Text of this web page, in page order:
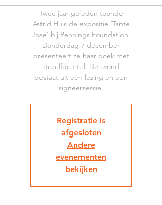
Twee jaar geleden toonde
Astrid Huis de expositie ‘Tante
José’ bij Pennings Foundation.
Donderdag 7 december
presenteert ze haar boek met
dezelfde titel. De avond
bestaat uit een lezing en een
signeersessie.
Registratie is
afgesloten
Andere
evenementen
bekijken